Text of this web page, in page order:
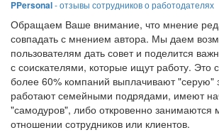
PPersonal- отзывы сотрудников о работодателях
Обращаем Ваше внимание, что мнение
совпадать с мнением автора. Мы даем
пользователям дать совет и поделится
с соискателями, которые ищут работу. Это
более 60% компаний выплачивают "серую"
работают семейными подрядами, имеют
"самодуров", либо откровенно занимаются
отношении сотрудников или клиентов.